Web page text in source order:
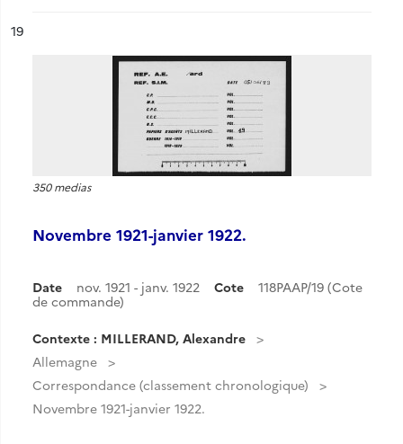
n°
19
350 medias
Novembre 1921-janvier 1922.
Date nov. 1921 - janv. 1922 Cote
118PAAP/19 (Cote
de commande)
Contexte : MILLERAND, Alexandre
Allemagne
Correspondance (classement chronologique)
Novembre 1921-janvier 1922.